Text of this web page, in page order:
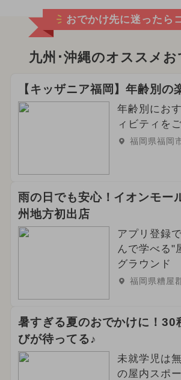
おでかけ先に迷ったら
九州･沖縄のオススメお
【キッザニア福岡】年齢別の
年齢別にお
ィビティを
福岡県福岡
雨の日でも安心！イオンモー
州地方初出店
アプリ登録
んで学べる"
グラウンド
福岡県糟屋
暑すぎる夏のおでかけに！30
びが待ってる♪
未就学児は
の屋内スポ